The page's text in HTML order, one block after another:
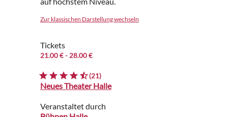
Zur klassischen Darstellung wechseln
Tickets
21.00 €- 28.00 €
(21)
Neues Theater Halle
Veranstaltet durch